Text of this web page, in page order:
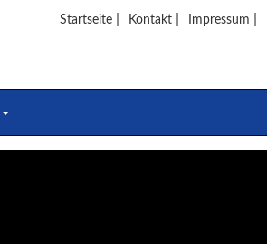
Startseite Kontakt Impressum